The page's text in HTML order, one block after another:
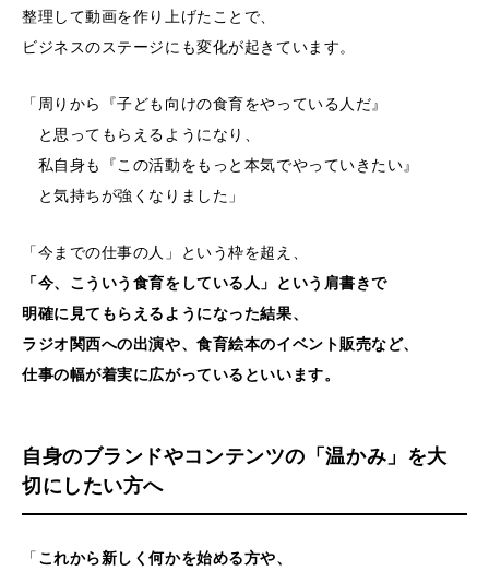
整理して動画を作り上げたことで、
ビジネスのステージにも変化が起きています。
「周りから『子ども向けの食育をやっている人だ』
と思ってもらえるようになり、
私自身も『この活動をもっと本気でやっていきたい』
と気持ちが強くなりました」
「今までの仕事の人」という枠を超え、
「今、こういう食育をしている人」という肩書きで
明確に見てもらえるようになった結果、
ラジオ関西への出演や、食育絵本のイベント販売など、
仕事の幅が着実に広がっているといいます。
自身のブランドやコンテンツの「温かみ」を大
切にしたい方へ
「これから新しく何かを始める方や、